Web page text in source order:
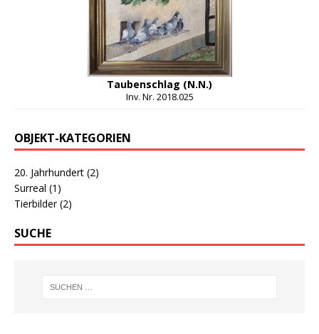
Taubenschlag (N.N.)
Inv. Nr. 2018.025
OBJEKT-KATEGORIEN
20. Jahrhundert (2)
Surreal (1)
Tierbilder(2)
SUCHE